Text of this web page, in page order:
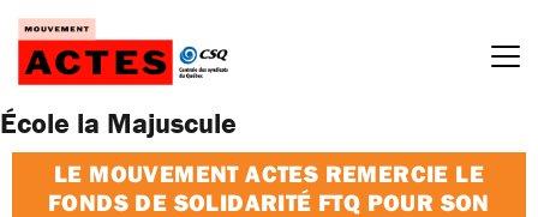
Passer
contenu
École la Majuscule
LE MOUVEMENT ACTES REMERCIE LE
FONDS DE SOLIDARITÉ FTQ POUR SON